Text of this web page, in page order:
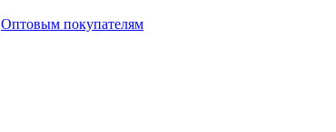
Оптовым покупателям